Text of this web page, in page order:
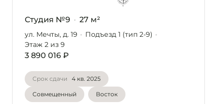
Студия №9 27 м²
ул. Мечты, д. 19
Подъезд 1 (тип 2-9)
Этаж 2из 9
3 890 016 ₽
Срок сдачи 4 кв. 2025
Совмещенный Восток